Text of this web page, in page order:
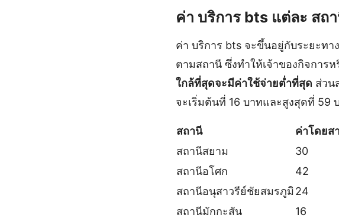
ค่า บริการ bts แต่ละ สถ
ค่า บริการ bts จะขึ้นอยู่กับระยะท
ตามสถานี ซึ่งทำให้เจ้าของกิจการ
ใกล้ที่สุดจะมีค่าใช้จ่ายต่ำที่สุด ส่วน
จะเริ่มต้นที่ 16 บาทและสูงสุดที่ 59
สถานี
ค่าโดยส
สถานีสยาม
30
สถานีอโศก
42
สถานีอนุสาวรีย์ชัยสมรภูมิ24
สถานีมักกะสัน
16